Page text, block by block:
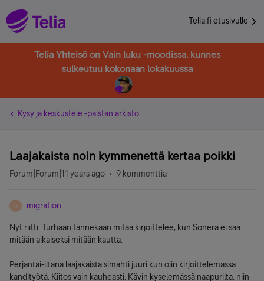
Telia.fi etusivulle
Telia Yhteisö on Vain luku -moodissa, kunnes
sulkeutuu kokonaan lokakuussa
Kysy ja keskustele -palstan arkisto
Laajakaista noin kymmenettä kertaa poikki
Forum|Forum|11 years ago 9 kommenttia
M migration
Nyt riitti. Turhaan tännekään mitää kirjoittelee, kun Sonera ei saa
mitään aikaiseksi mitään kautta.
Perjantai-iltana laajakaista simahti juuri kun olin kirjoittelemassa
kandityötä. Kiitos vain kauheasti. Kävin kyselemässä naapurilta, niin